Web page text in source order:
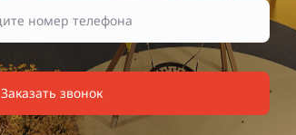
Заказать звонок